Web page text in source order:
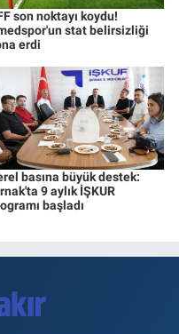
son noktayı koydu!
stat belirsizliği
erdi
basına büyük destek:
9 aylık İŞKUR
başladı